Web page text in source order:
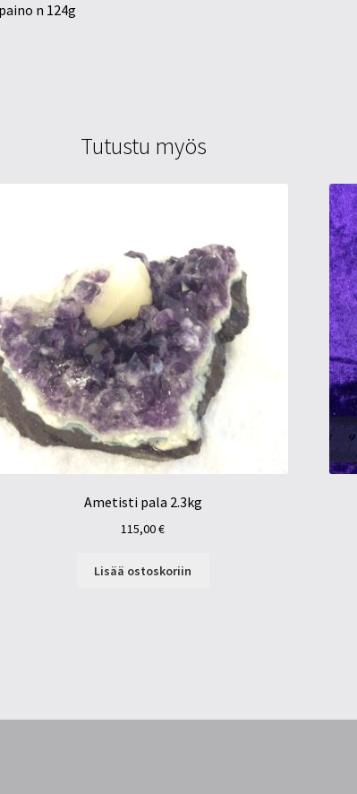
paino n 124g
Tutustu myös
Ametisti pala 2.3kg
115,00€
Lisää ostoskoriin